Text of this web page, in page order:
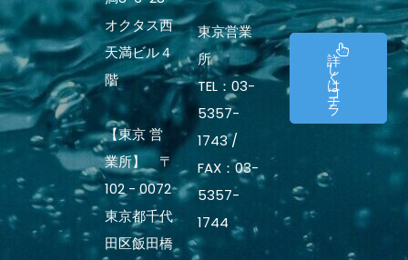
オクタス西
天満ビル４
階
【東京 営
業所】 〒
102 - 0072
東京都千代
田区飯田橋
東京営業
所
TEL：03-
5357-
1743 /
FAX：03-
5357-
1744
詳
し
く
は
コ
チ
ラ